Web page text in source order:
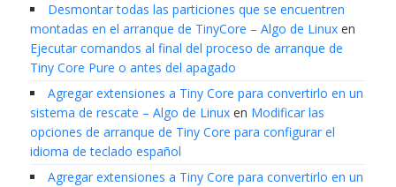
Desmontar todas las particiones que se encuentren
montadas en el arranque de TinyCore – Algo de Linuxen
Ejecutar comandos al final del proceso de arranque de
Tiny Core Pure o antes del apagado
Agregar extensiones a Tiny Core para convertirlo en un
sistema de rescate – Algo de Linuxen Modificar las
opciones de arranque de Tiny Core para configurar el
idioma de teclado español
Agregar extensiones a Tiny Core para convertirlo en un